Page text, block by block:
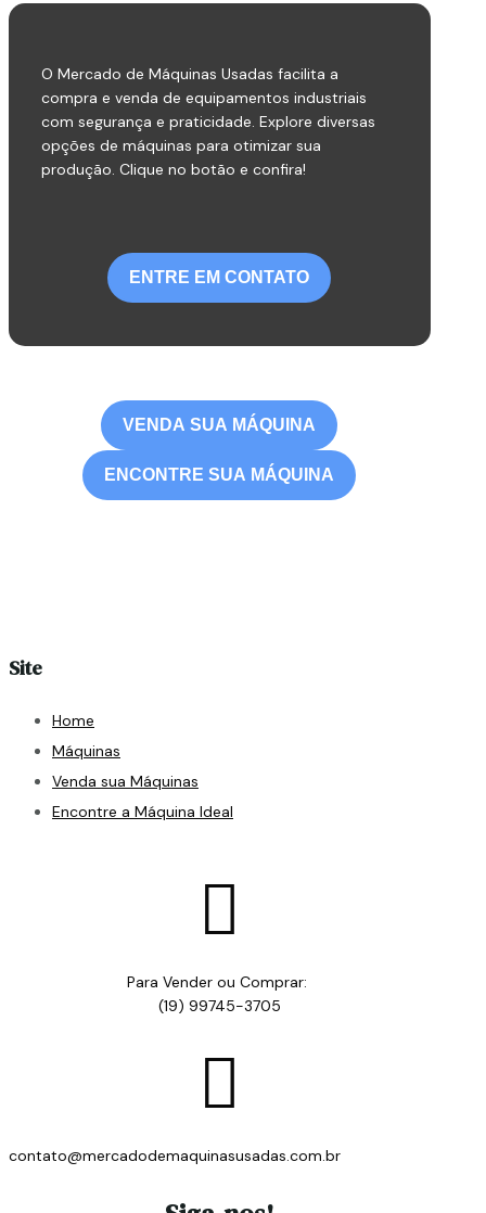
O Mercado de Máquinas Usadas facilita a
compra e venda de equipamentos industriais
com segurança e praticidade. Explore diversas
opções de máquinas para otimizar sua
produção. Clique no botão e confira!
ENTRE EM CONTATO
VENDA SUA MÁQUINA
ENCONTRE SUA MÁQUINA
Site
Home
Máquinas
Venda sua Máquinas
Encontre a Máquina Ideal

Para Vender ou Comprar:
(19) 99745-3705

contato@mercadodemaquinasusadas.com.br